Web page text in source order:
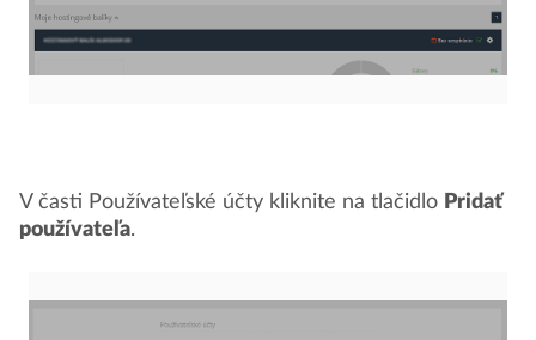
V časti Používateľské účty kliknite na tlačidlo Pridať
používateľa.